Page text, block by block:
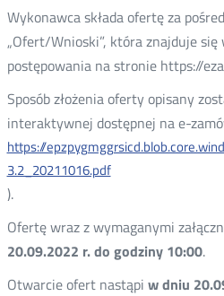
Wykonawca składa ofertę za
„Ofert/Wnioski”, która znajduje się
postępowania na stronie https://
Sposób złożenia oferty opisany
interaktywnej dostępnej na e-
https://
3.2_20211016.pdf
).
Ofertę wraz z wymaganymi
20.09.2022 r. do godziny 10:00.
Otwarcie ofert nastąpi w dniu